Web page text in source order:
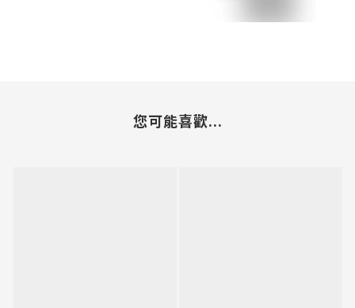
您可能喜歡...